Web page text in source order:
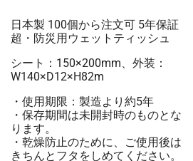
日本製 100個から注文可 5年保証
超・防災用ウェットティッシュ
シート：150×200mm、外装：
W140×D12×H82m
・使用期限：製造より約5年
・保存期間は未開封時のものとな
ります。
・乾燥防止のために、ご使用後は
きちんとフタをしめてください。